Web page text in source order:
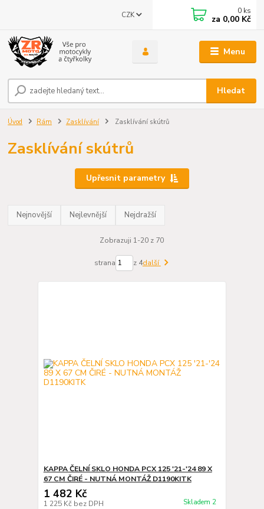
Menu
CZK
Hledat
0 ks
za 0,00 Kč
Úvod Rám Zasklívání Zasklívání skútrů
Zasklívání skútrů
Upřesnit parametry
Nejnovější Nejlevnější Nejdražší
Zobrazuji 1-20 z 70
strana z 4další
KAPPA ČELNÍ SKLO HONDA PCX 125 '21-'24 89 X
67 CM ČIRÉ - NUTNÁ MONTÁŽ D1190KITK
1 482 Kč
1 225 Kč bez DPH Skladem 2